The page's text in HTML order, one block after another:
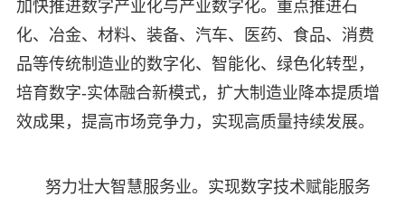
加快推进数字产业化与产业数字化。重点推进石
化、冶金、材料、装备、汽车、医药、食品、消费
品等传统制造业的数字化、智能化、绿色化转型，
培育数字-实体融合新模式，扩大制造业降本提质增
效成果，提高市场竞争力，实现高质量持续发展。
努力壮大智慧服务业。实现数字技术赋能服务